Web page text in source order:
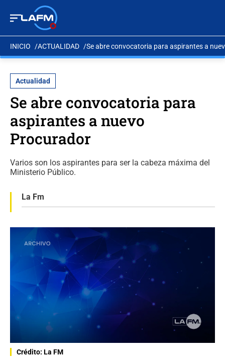
INICIO ACTUALIDAD Se abre convocatoria para aspirantes a
Actualidad
Se abre convocatoria para
aspirantes a nuevo
Procurador
Varios son los aspirantes para ser la cabeza máxima del
Ministerio Público.
La Fm
Crédito: La FM